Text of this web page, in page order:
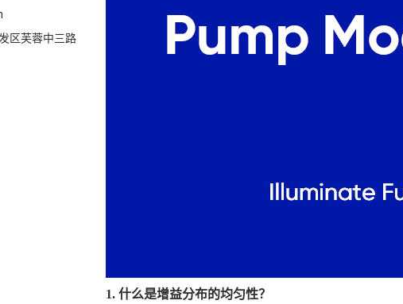
1. 什么是增益分布的均匀性？
区芙蓉中三路